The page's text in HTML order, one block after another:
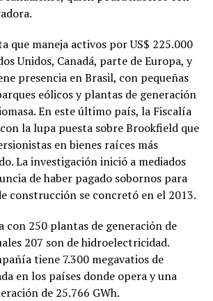
que maneja activos por US$ 225.000
Unidos, Canadá, parte de Europa, y
presencia en Brasil, con pequeñas
eólicos y plantas de generación
En este último país, la Fiscalía
la lupa puesta sobre Brookfield que
en bienes raíces más
La investigación inició a mediados
de haber pagado sobornos para
construcción se concretó en el 2013.
con 250 plantas de generación de
207 son de hidroelectricidad.
tiene 7.300 megavatios de
en los países donde opera y una
de 25.766 GWh.